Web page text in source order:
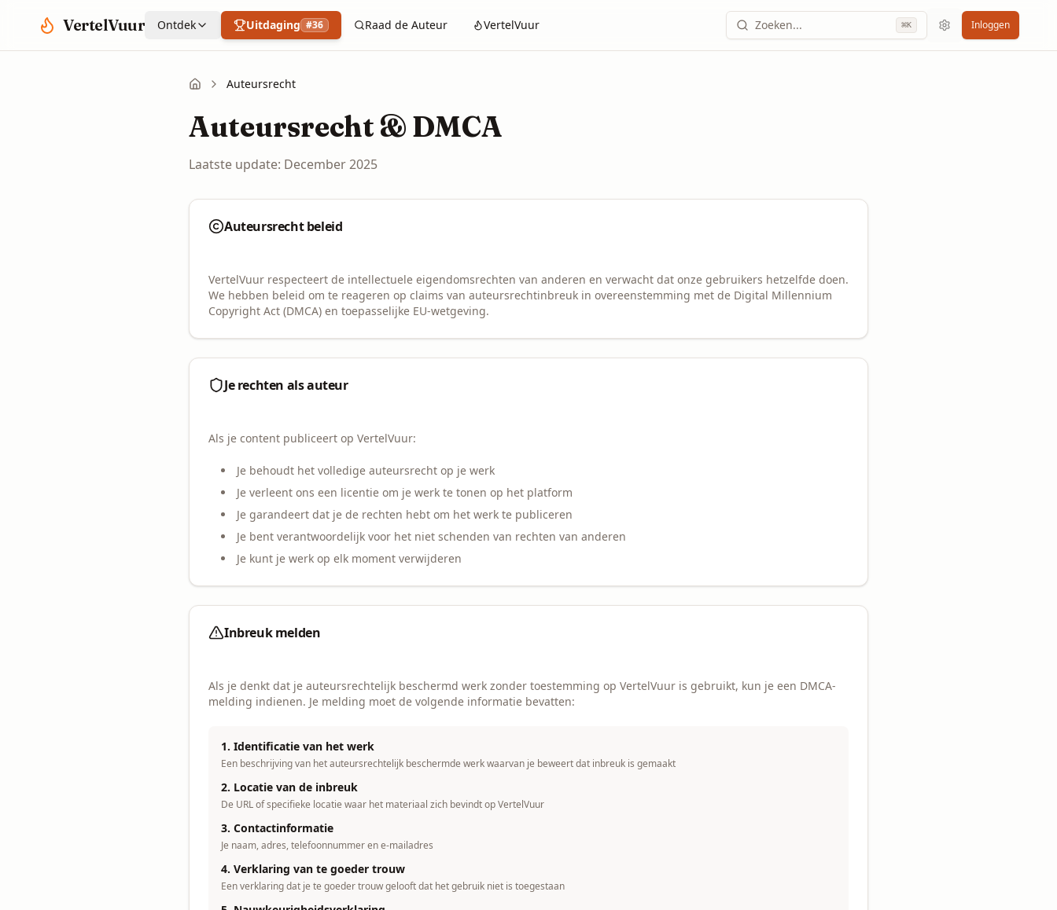
VertelVuur Ontdek Uitdaging #36 Raad de Auteur VertelVuur Zoeken... ⌘K Inloggen
Auteursrecht
Auteursrecht & DMCA
Laatste update: December 2025
Auteursrecht beleid
VertelVuur respecteert de intellectuele eigendomsrechten van anderen en verwacht dat onze gebruikers hetzelfde doen.
We hebben beleid om te reageren op claims van auteursrechtinbreuk in overeenstemming met de Digital Millennium
Copyright Act (DMCA) en toepasselijke EU-wetgeving.
Je rechten als auteur
Als je content publiceert op VertelVuur:
Je behoudt het volledige auteursrecht op je werk
Je verleent ons een licentie om je werk te tonen op het platform
Je garandeert dat je de rechten hebt om het werk te publiceren
Je bent verantwoordelijk voor het niet schenden van rechten van anderen
Je kunt je werk op elk moment verwijderen
Inbreuk melden
Als je denkt dat je auteursrechtelijk beschermd werk zonder toestemming op VertelVuur is gebruikt, kun je een DMCA-
melding indienen. Je melding moet de volgende informatie bevatten:
1. Identificatie van het werk
Een beschrijving van het auteursrechtelijk beschermde werk waarvan je beweert dat inbreuk is gemaakt
2. Locatie van de inbreuk
De URL of specifieke locatie waar het materiaal zich bevindt op VertelVuur
3. Contactinformatie
Je naam, adres, telefoonnummer en e-mailadres
4. Verklaring van te goeder trouw
Een verklaring dat je te goeder trouw gelooft dat het gebruik niet is toegestaan